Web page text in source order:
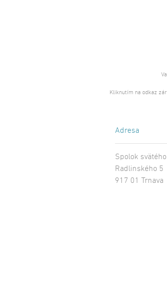
Kliknutím na odkaz
Adresa
Spolok
Radlinského 5
917 01 Trnava